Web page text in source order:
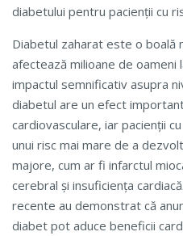
diabetului pentru pacienții cu
Diabetul zaharat este o boală
afectează milioane de oameni
impactul semnificativ asupra
diabetul are un efect
cardiovasculare, iar pacienții
unui risc mai mare de a
majore, cum ar fi infarctul
cerebral și insuficiența
recente au demonstrat că
diabet pot aduce beneficii